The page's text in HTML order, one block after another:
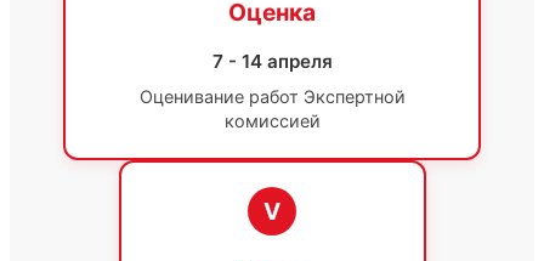
Оценка
7 - 14 апреля
Оценивание работ Экспертной
комиссией
V